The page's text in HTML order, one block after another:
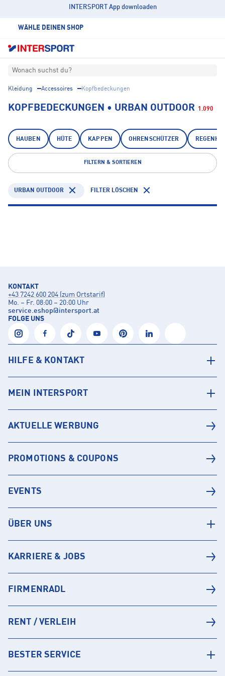
INTERSPORT App downloaden
WÄHLE DEINEN SHOP
Wonach suchst du?
Kleidung Accessoires Kopfbedeckungen
KOPFBEDECKUNGEN • URBAN OUTDOOR 1.090
HAUBEN HÜTE KAPPEN OHRENSCHÜTZER
FILTERN & SORTIEREN
URBAN OUTDOOR FILTER LÖSCHEN
KONTAKT
+43 7242 600 204 (zum Ortstarif)
Mo. – Fr. 08:00 – 20:00 Uhr
service.eshop@intersport.at
FOLGE UNS
HILFE & KONTAKT
MEIN INTERSPORT
AKTUELLE WERBUNG
PROMOTIONS & COUPONS
EVENTS
ÜBER UNS
KARRIERE & JOBS
FIRMENRADL
RENT / VERLEIH
BESTER SERVICE